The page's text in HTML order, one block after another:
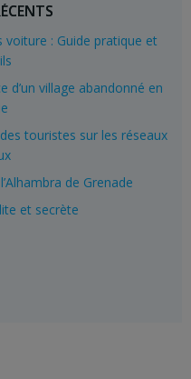
voiture : Guide pratique et
d’un village abandonné en
touristes sur les réseaux
de Grenade
et secrète